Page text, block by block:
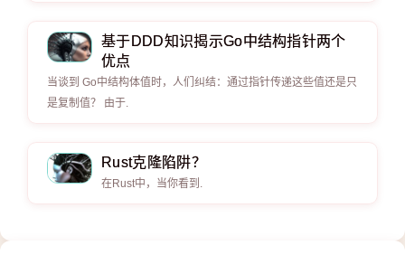
基于DDD知识揭示Go中结构指针两个
优点
当谈到 Go中结构体值时，人们纠结：通过指针传递这些值还是只
是复制值？ 由于.
Rust克隆陷阱？
在Rust中，当你看到.